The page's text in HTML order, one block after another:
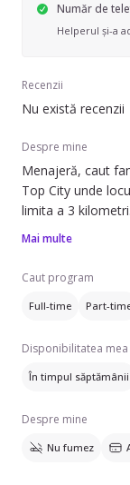
Număr de
Helperul și-a
Recenzii
Nu există recenzii
Despre mine
Menajeră, caut
Top City unde locuiesc eu in
limita a 3
weekend și caut
Pot să ofer ajutor
curățare aragaz
domeniu este de
Ofer servicii
întreținere,
(promoția 2022)
Mai multe
Caut program
Full-time Part-
Disponibilitatea mea
În timpul săptămânii
Despre mine
Nu fumez